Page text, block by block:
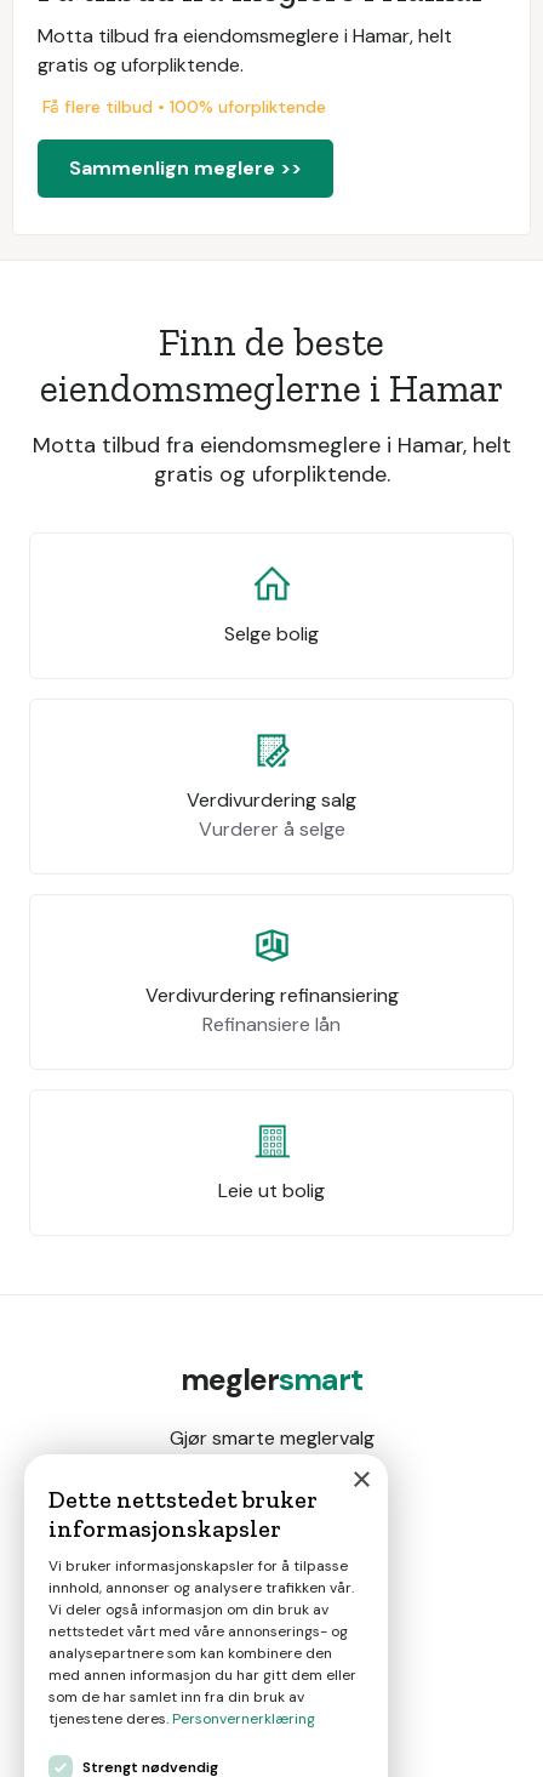
Motta tilbud fra eiendomsmeglere i Hamar, helt
gratis og uforpliktende.
Få flere tilbud • 100% uforpliktende
Sammenlign meglere >>
Finn de beste
eiendomsmeglerne i Hamar
Motta tilbud fra eiendomsmeglere i Hamar, helt
gratis og uforpliktende.
Selge bolig
Verdivurdering salg
Vurderer å selge
Verdivurdering refinansiering
Refinansiere lån
Leie ut bolig
meglersmart
Gjør smarte meglervalg
Magasin
Nyheter
Om oss
×
Dette nettstedet bruker
informasjonskapsler
Vi bruker informasjonskapsler for å tilpasse
innhold, annonser og analysere trafikken vår.
Vi deler også informasjon om din bruk av
nettstedet vårt med våre annonserings- og
analysepartnere som kan kombinere den
med annen informasjon du har gitt dem eller
som de har samlet inn fra din bruk av
tjenestene deres.Personvernerklæring
Strengt nødvendig